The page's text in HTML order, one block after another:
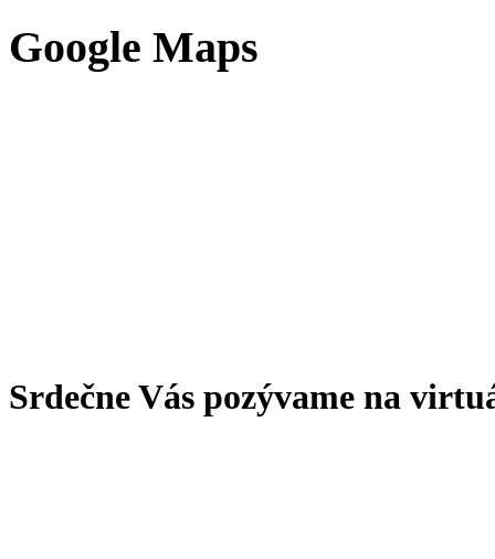
Google Maps
Srdečne Vás pozývame na